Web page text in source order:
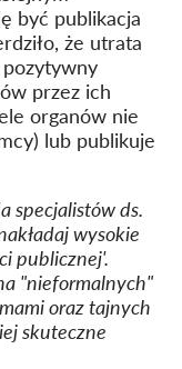
być publikacja
że utrata
przez ich
organów nie
lub publikuje
specjalistów ds.
wysokie
publicznej'.
"nieformalnych"
oraz tajnych
skuteczne